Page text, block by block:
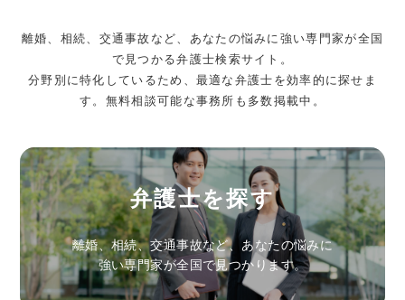
離婚、相続、交通事故など、あなたの悩みに強い専門家が全国
で見つかる弁護士検索サイト。
分野別に特化しているため、最適な弁護士を効率的に探せま
す。無料相談可能な事務所も多数掲載中。
弁護士を探す
離婚、相続、交通事故など、あなたの悩みに
強い専門家が全国で見つかります。